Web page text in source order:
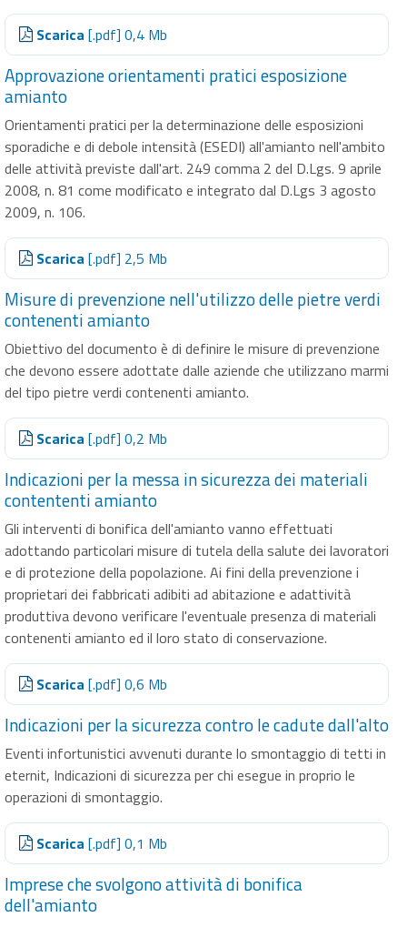
Scarica [.pdf] 0,4 Mb
Approvazione orientamenti pratici esposizione
amianto
Orientamenti pratici per la determinazione delle esposizioni
sporadiche e di debole intensità (ESEDI) all'amianto nell'ambito
delle attività previste dall'art. 249 comma 2 del D.Lgs. 9 aprile
2008, n. 81 come modificato e integrato dal D.Lgs 3 agosto
2009, n. 106.
Scarica [.pdf] 2,5 Mb
Misure di prevenzione nell'utilizzo delle pietre verdi
contenenti amianto
Obiettivo del documento è di definire le misure di prevenzione
che devono essere adottate dalle aziende che utilizzano marmi
del tipo pietre verdi contenenti amianto.
Scarica [.pdf] 0,2 Mb
Indicazioni per la messa in sicurezza dei materiali
contententi amianto
Gli interventi di bonifica dell'amianto vanno effettuati
adottando particolari misure di tutela della salute dei lavoratori
e di protezione della popolazione. Ai fini della prevenzione i
proprietari dei fabbricati adibiti ad abitazione e adattività
produttiva devono verificare l'eventuale presenza di materiali
contenenti amianto ed il loro stato di conservazione.
Scarica [.pdf] 0,6 Mb
Indicazioni per la sicurezza contro le cadute dall'alto
Eventi infortunistici avvenuti durante lo smontaggio di tetti in
eternit, Indicazioni di sicurezza per chi esegue in proprio le
operazioni di smontaggio.
Scarica [.pdf] 0,1 Mb
Imprese che svolgono attività di bonifica
dell'amianto